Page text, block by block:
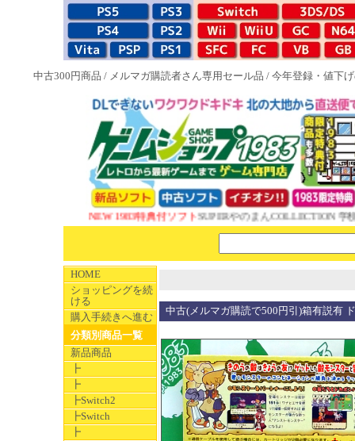
中古300円商品 / メルマガ購読者さん専用セール品 / 今年登録・値下
NEW 1983特典付ソフトSUPERやのまんCOLLECTION 学校
HOME
ショッピングを続
ける
購入手続きへ進む
分類別商品一覧
新品商品
┣
┣
┣Switch2
┣Switch
┣
中古(メルマガ購読で500円引)箱有説有